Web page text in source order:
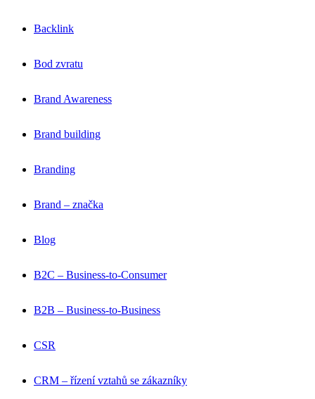
Backlink
Bod zvratu
Brand Awareness
Brand building
Branding
Brand – značka
Blog
B2C – Business-to-Consumer
B2B – Business-to-Business
CSR
CRM – řízení vztahů se zákazníky